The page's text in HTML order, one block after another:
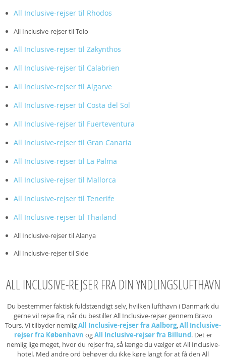
All Inclusive-rejser til Rhodos
All Inclusive-rejser til Tolo
All Inclusive-rejser til Zakynthos
All Inclusive-rejser til Calabrien
All Inclusive-rejser til Algarve
All Inclusive-rejser til Costa del Sol
All Inclusive-rejser til Fuerteventura
All Inclusive-rejser til Gran Canaria
All Inclusive-rejser til La Palma
All Inclusive-rejser til Mallorca
All Inclusive-rejser til Tenerife
All Inclusive-rejser til Thailand
All Inclusive-rejser til Alanya
All Inclusive-rejser til Side
ALL INCLUSIVE-REJSER FRA DIN YNDLINGSLUFTHAVN
Du bestemmer faktisk fuldstændigt selv, hvilken lufthavn i Danmark du
gerne vil rejse fra, når du bestiller All Inclusive-rejser gennem Bravo
Tours. Vi tilbyder nemligAll Inclusive-rejser fra Aalborg,All Inclusive-
rejser fra København ogAll Inclusive-rejser fra Billund. Det er
nemlig lige meget, hvor du rejser fra, så længe du vælger et All Inclusive-
hotel. Med andre ord behøver du ikke køre langt for at få den All